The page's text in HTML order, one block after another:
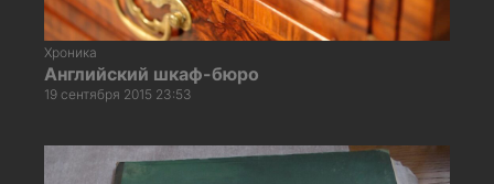
Хроника
Английский шкаф-бюро
19 сентября 2015 23:53